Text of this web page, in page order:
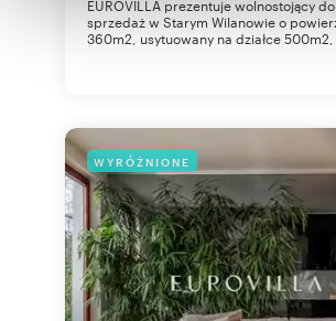
otrzymanymi od Ciebie lub uzyskanymi
korzystania z ich usług.
EUROVILLA prezentuje wolnostojący
sprzedaż w Starym Wilanowie o
360m2, usytuowany na działce
WYRÓŻNIONE